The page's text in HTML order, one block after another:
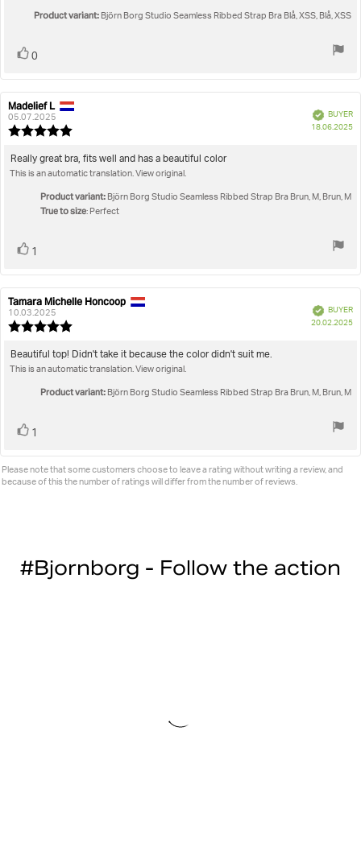
stars
Product variant: Björn Borg Studio Seamless Ribbed Strap Bra Blå, XSS, Blå, XSS
Vote
0
Review
author:
Madelief L
05.07.2025
5.0
out
5
stars
VerifiedBUYER
18.06.2025
Review
text:
Really great bra, fits well and has a beautiful color
This is an automatic translation. View original.
Product variant: Björn Borg Studio Seamless Ribbed Strap Bra Brun, M, Brun, M
True to size: Perfect
Vote1
Review
author:
Tamara Michelle Honcoop
10.03.2025
5.0
out
5
VerifiedBUYER
20.02.2025
Review
text:
Beautiful top! Didn't take it because the color didn't suit me.
This is an automatic translation. View original.
Product variant: Björn Borg Studio Seamless Ribbed Strap Bra Brun, M, Brun, M
Vote1
Please note that some customers choose to leave a rating without writing a review, and
because of this the number of ratings will differ from the number of reviews.
#Bjornborg - Follow the action